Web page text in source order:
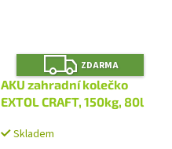
Z
D
A
R
M
A
ZDARMA
AKU zahradní kolečko
EXTOL CRAFT, 150kg, 80l
Skladem